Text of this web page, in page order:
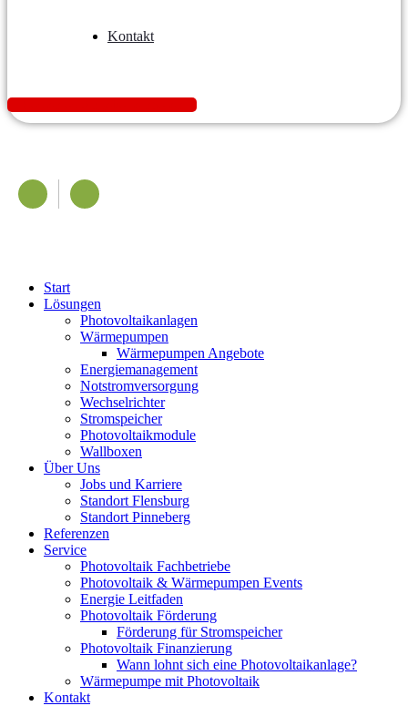
Kontakt
Start
Lösungen
Photovoltaikanlagen
Wärmepumpen
Wärmepumpen Angebote
Energiemanagement
Notstromversorgung
Wechselrichter
Stromspeicher
Photovoltaikmodule
Wallboxen
Über Uns
Jobs und Karriere
Standort Flensburg
Standort Pinneberg
Referenzen
Service
Photovoltaik Fachbetriebe
Photovoltaik & Wärmepumpen Events
Energie Leitfaden
Photovoltaik Förderung
Förderung für Stromspeicher
Photovoltaik Finanzierung
Wann lohnt sich eine Photovoltaikanlage?
Wärmepumpe mit Photovoltaik
Kontakt